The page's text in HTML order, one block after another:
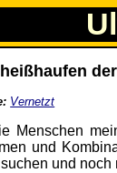
Vernetzt
Menschen
und
und noch